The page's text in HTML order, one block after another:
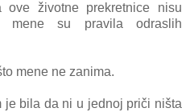
ove životne prekretnice nisu
mene su pravila odraslih
mene ne zanima.
je bila da ni u jednoj priči ništa